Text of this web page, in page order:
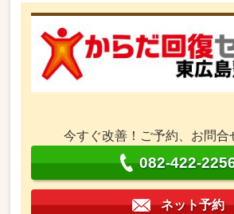
今すぐ改善！ご予約、お問合
082-422-
ネット予約